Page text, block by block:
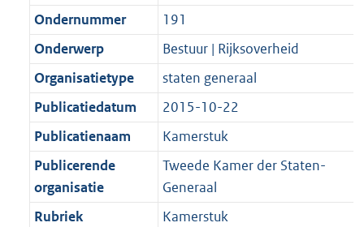
Ondernummer
191
Onderwerp
Bestuur | Rijksoverheid
Organisatietype
staten generaal
Publicatiedatum
2015-10-22
Publicatienaam
Kamerstuk
Publicerende
organisatie
Tweede Kamer der Staten-
Generaal
Rubriek
Kamerstuk